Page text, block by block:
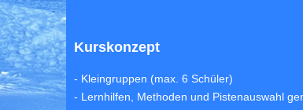
Kurskonzept
- Kleingruppen (max. 6 Schüler)
- Lernhilfen, Methoden und Pistenauswahl